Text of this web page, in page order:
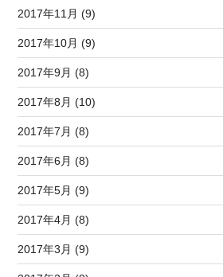
2017年11月 (9)
2017年10月 (9)
2017年9月 (8)
2017年8月 (10)
2017年7月 (8)
2017年6月 (8)
2017年5月 (9)
2017年4月 (8)
2017年3月 (9)